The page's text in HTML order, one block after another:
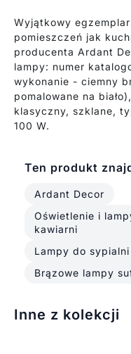
Wyjątkowy
pomieszczeń jak
producenta Ardant
lampy: numer
wykonanie - ciemny
pomalowane na
klasyczny, szklane,
100 W.
Ten produkt
Ardant Decor
Oświetlenie i
kawiarni
Lampy do sypialni
Brązowe lampy
Inne z kolekcji